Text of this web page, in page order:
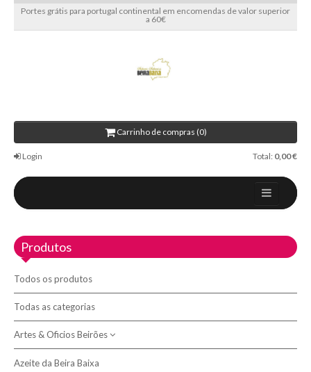
Portes grátis para portugal continental em encomendas de valor superior
a 60€
Carrinho de compras (0)
Login Total: 0,00 €
Sobre nós
Blog
Contactos
Política de Devolução
Política de Privacidade e Cookies
Produtos
Todos os produtos
Todas as categorias
Artes & Oficios Beirões
Artesanato
Azeite da Beira Baixa